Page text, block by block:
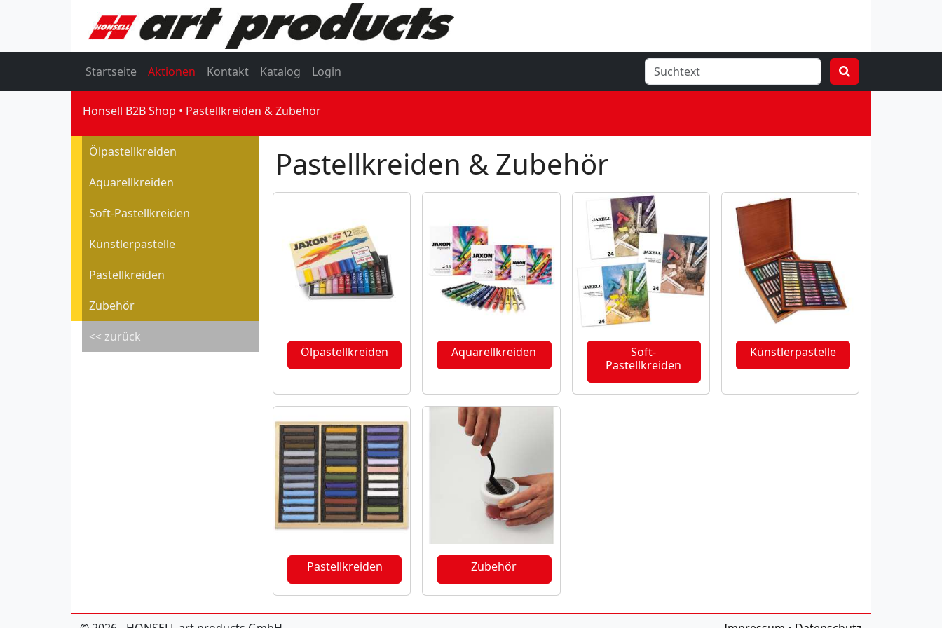
Startseite Aktionen Kontakt Katalog Login
Honsell B2B Shop Pastellkreiden & Zubehör
Ölpastellkreiden
Aquarellkreiden
Soft-Pastellkreiden
Künstlerpastelle
Pastellkreiden
Zubehör
<< zurück
Pastellkreiden & Zubehör
Ölpastellkreiden Aquarellkreiden
Soft-
Pastellkreiden
Künstlerpastelle
Pastellkreiden Zubehör